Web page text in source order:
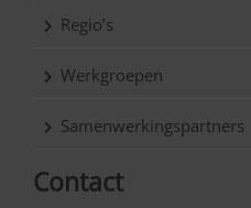
Regio’s
Werkgroepen
Samenwerkingspartners
Contact